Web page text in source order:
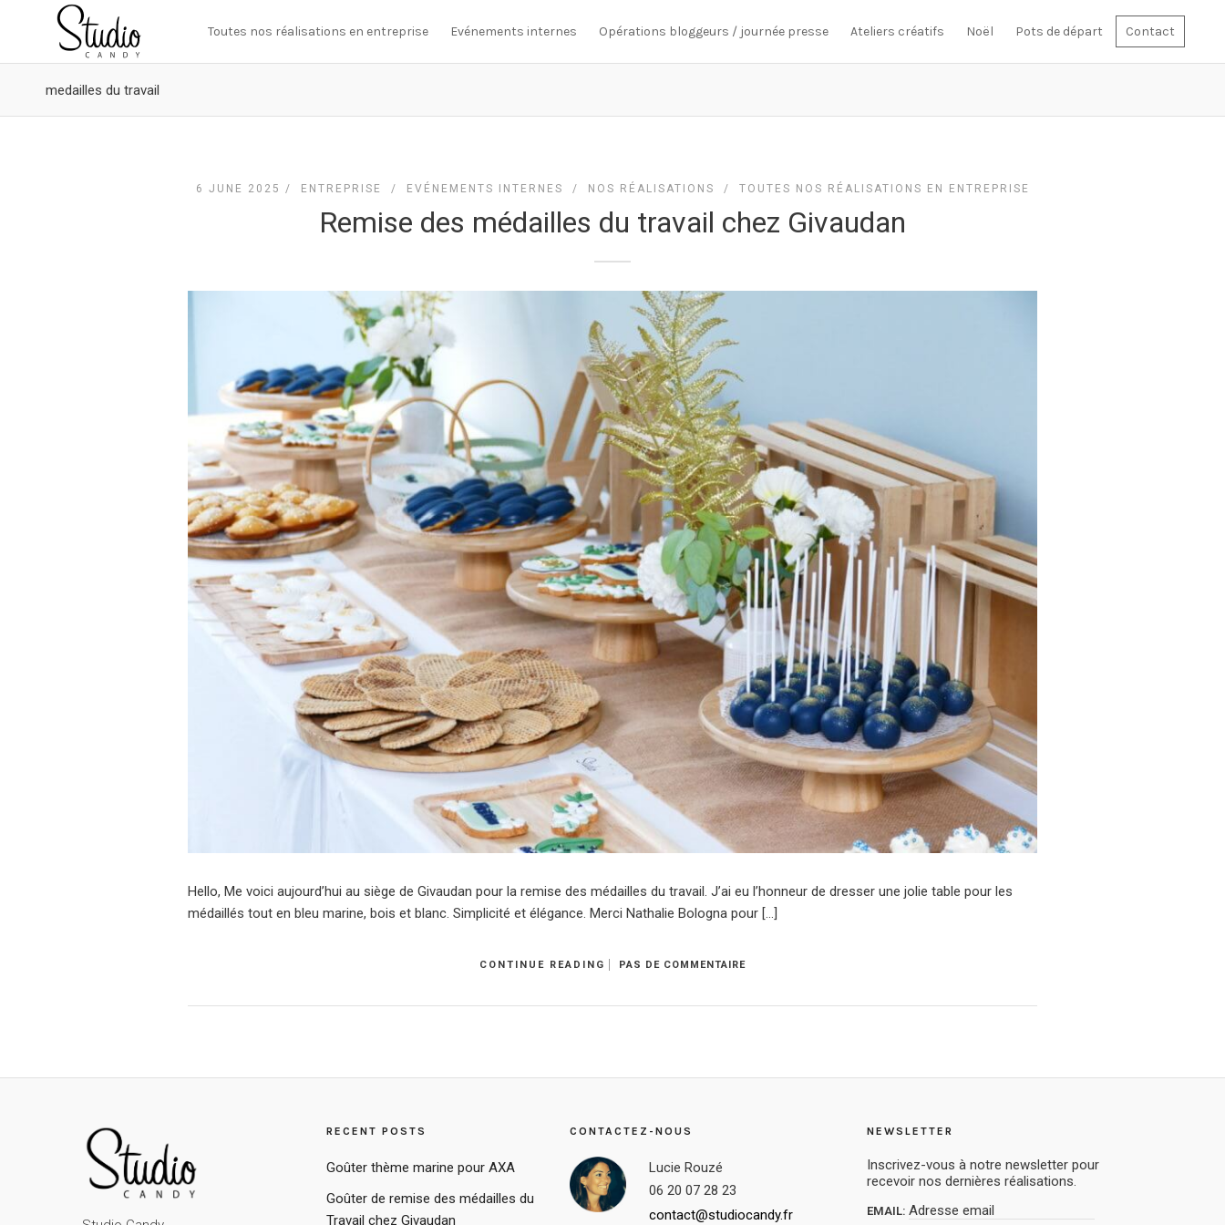
Toutes nos réalisations en entreprise Evénements internes Opérations bloggeurs / journée presse Ateliers créatifs Noël Pots de départ Contact
medailles du travail
6 JUNE 2025 / ENTREPRISE / EVÉNEMENTS INTERNES / NOS RÉALISATIONS / TOUTES NOS RÉALISATIONS EN ENTREPRISE
Remise des médailles du travail chez Givaudan
Hello, Me voici aujourd’hui au siège de Givaudan pour la remise des médailles du travail. J’ai eu l’honneur de dresser une jolie table pour les
médaillés tout en bleu marine, bois et blanc. Simplicité et élégance. Merci Nathalie Bologna pour […]
CONTINUE READING PAS DE COMMENTAIRE
RECENT POSTS
Goûter thème marine pour AXA
Goûter de remise des médailles du
Travail chez Givaudan
CONTACTEZ-NOUS
Lucie Rouzé
06 20 07 28 23
contact@studiocandy.fr
NEWSLETTER
Inscrivez-vous à notre newsletter pour
recevoir nos dernières réalisations.
EMAIL: